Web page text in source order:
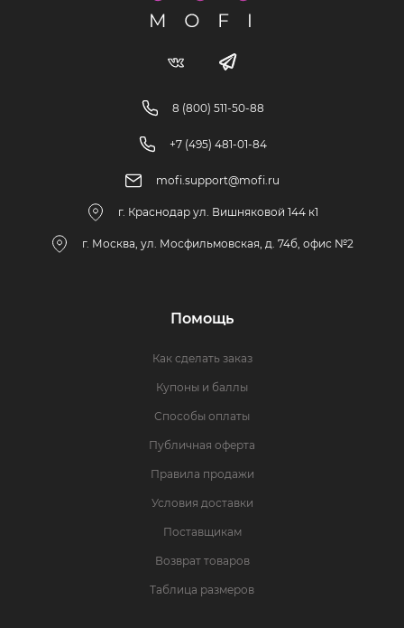
8 (800) 511-50-88
+7 (495) 481-01-84
mofi.support@mofi.ru
г. Краснодар ул. Вишняковой 144 к1
г. Москва, ул. Мосфильмовская, д. 74б, офис №2
Помощь
Как сделать заказ
Купоны и баллы
Способы оплаты
Публичная оферта
Правила продажи
Условия доставки
Поставщикам
Возврат товаров
Таблица размеров